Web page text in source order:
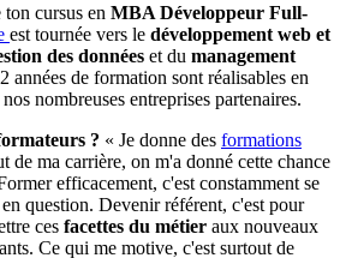
cursus en MBA Développeur Full-
est tournée vers le développement web et
des données et du management
années de formation sont réalisables en
nombreuses entreprises partenaires.
? « Je donne des formations
de ma carrière, on m'a donné cette chance
efficacement, c'est constamment se
question. Devenir référent, c'est pour
ces facettes du métier aux nouveaux
Ce qui me motive, c'est surtout de